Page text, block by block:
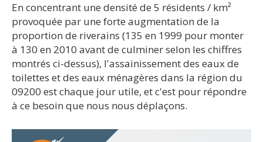
En concentrant une densité de 5 résidents / km²
provoquée par une forte augmentation de la
proportion de riverains (135 en 1999 pour monter
à 130 en 2010 avant de culminer selon les chiffres
montrés ci-dessus), l'assainissement des eaux de
toilettes et des eaux ménagères dans la région du
09200 est chaque jour utile, et c'est pour répondre
à ce besoin que nous nous déplaçons.